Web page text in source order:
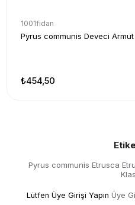
1001fidan
Pyrus communis Deveci Armut
₺454,50
Pyrus communis Etrusca
Lütfen Üye Girişi Yapın Üye